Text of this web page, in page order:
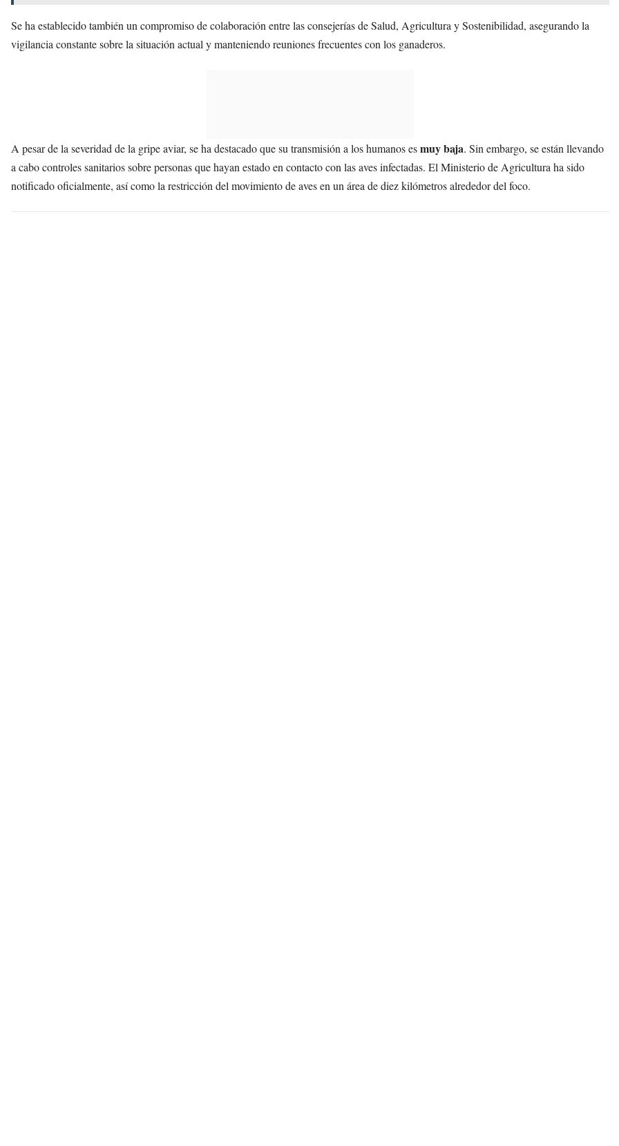
Se ha establecido también un compromiso de colaboración entre las consejerías de Salud, Agricultura y Sostenibilidad, asegurando la
vigilancia constante sobre la situación actual y manteniendo reuniones frecuentes con los ganaderos.
A pesar de la severidad de la gripe aviar, se ha destacado que su transmisión a los humanos esmuy baja. Sin embargo, se están llevando
a cabo controles sanitarios sobre personas que hayan estado en contacto con las aves infectadas. El Ministerio de Agricultura ha sido
notificado oficialmente, así como la restricción del movimiento de aves en un área de diez kilómetros alrededor del foco.